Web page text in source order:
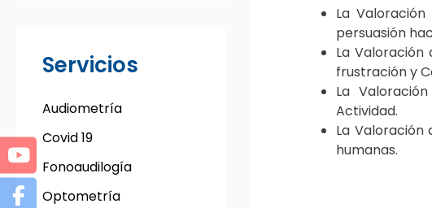
Servicios
Audiometría
Covid 19
Fonoaudilogía
Optometría
La
persuasión
La Valoración
frustración y
La
Actividad.
La Valoración
humanas.